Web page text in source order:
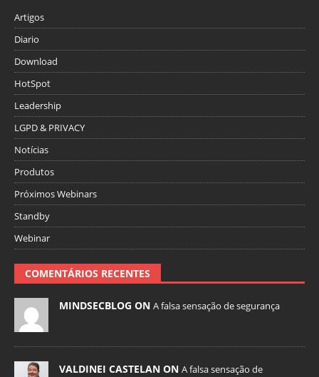
Artigos
Diario
Download
HotSpot
Leadership
LGPD & PRIVACY
Notícias
Produtos
Próximos Webinars
Standby
Webinar
COMENTÁRIOS RECENTES
MINDSECBLOG ON A falsa sensação de segurança
VALDINEI CASTELAN ON A falsa sensação de